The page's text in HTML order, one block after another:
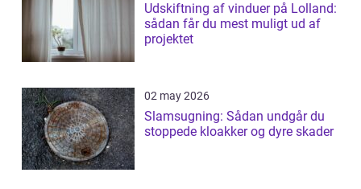
Udskiftning af vinduer på Lolland:
sådan får du mest muligt ud af
projektet
02 may 2026
Slamsugning: Sådan undgår du
stoppede kloakker og dyre skader